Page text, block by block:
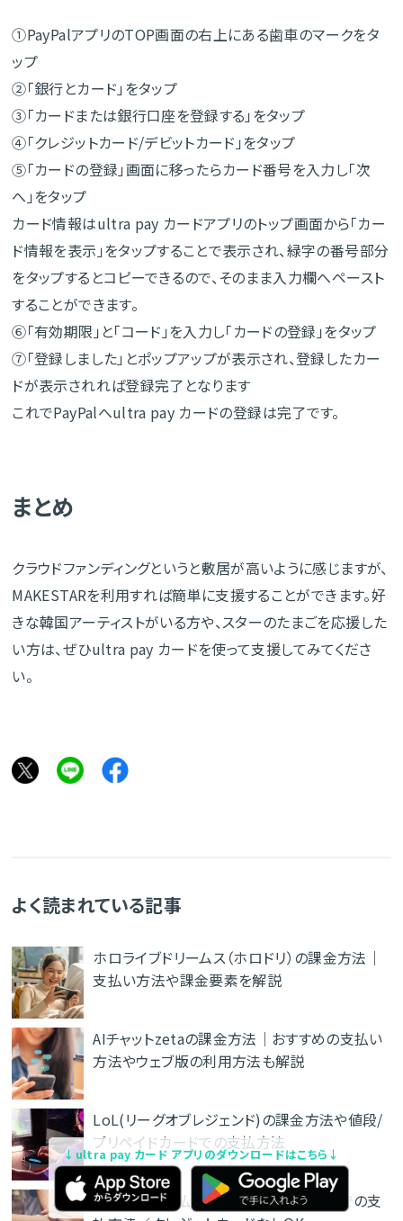
①PayPalアプリのTOP画面の右上にある歯車のマークをタ
ップ
②「銀行とカード」をタップ
③「カードまたは銀行口座を登録する」をタップ
④「クレジットカード/デビットカード」をタップ
⑤「カードの登録」画面に移ったらカード番号を入力し「次
へ」をタップ
カード情報はultra pay カードアプリのトップ画面から「カー
ド情報を表示」をタップすることで表示され、緑字の番号部分
をタップするとコピーできるので、そのまま入力欄へペースト
することができます。
⑥「有効期限」と「コード」を入力し「カードの登録」をタップ
⑦「登録しました」とポップアップが表示され、登録したカー
ドが表示されれば登録完了となります
これでPayPalへultra pay カードの登録は完了です。
まとめ
クラウドファンディングというと敷居が高いように感じますが、
MAKESTARを利用すれば簡単に支援することができます。好
きな韓国アーティストがいる方や、スターのたまごを応援した
い方は、ぜひultra pay カードを使って支援してみてくださ
い。
↓ultra pay カード アプリのダウンロードはこちら↓
よく読まれている記事
ホロライブドリームス（ホロドリ）の課金方法｜
支払い方法や課金要素を解説
AIチャットzetaの課金方法｜おすすめの支払い
方法やウェブ版の利用方法も解説
LoL(リーグオブレジェンド)の課金方法や値段/
プリペイドカードでの支払方法
Patreonの支払方法やプリペイドカードでの支